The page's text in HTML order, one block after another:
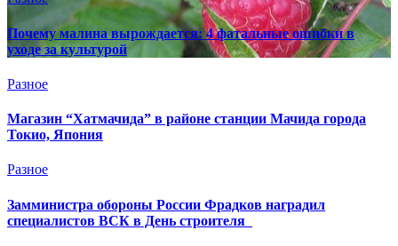
Почему малина вырождается: 4 фатальные ошибки в
уходе за культурой
Разное
Магазин “Хатмачида” в районе станции Мачида города
Токио, Япония
Разное
Замминистра обороны России Фрадков наградил
специалистов ВСК в День строителя